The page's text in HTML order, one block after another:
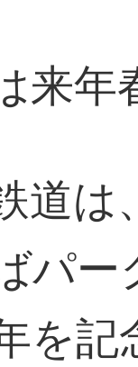
来年
道は
パ
を